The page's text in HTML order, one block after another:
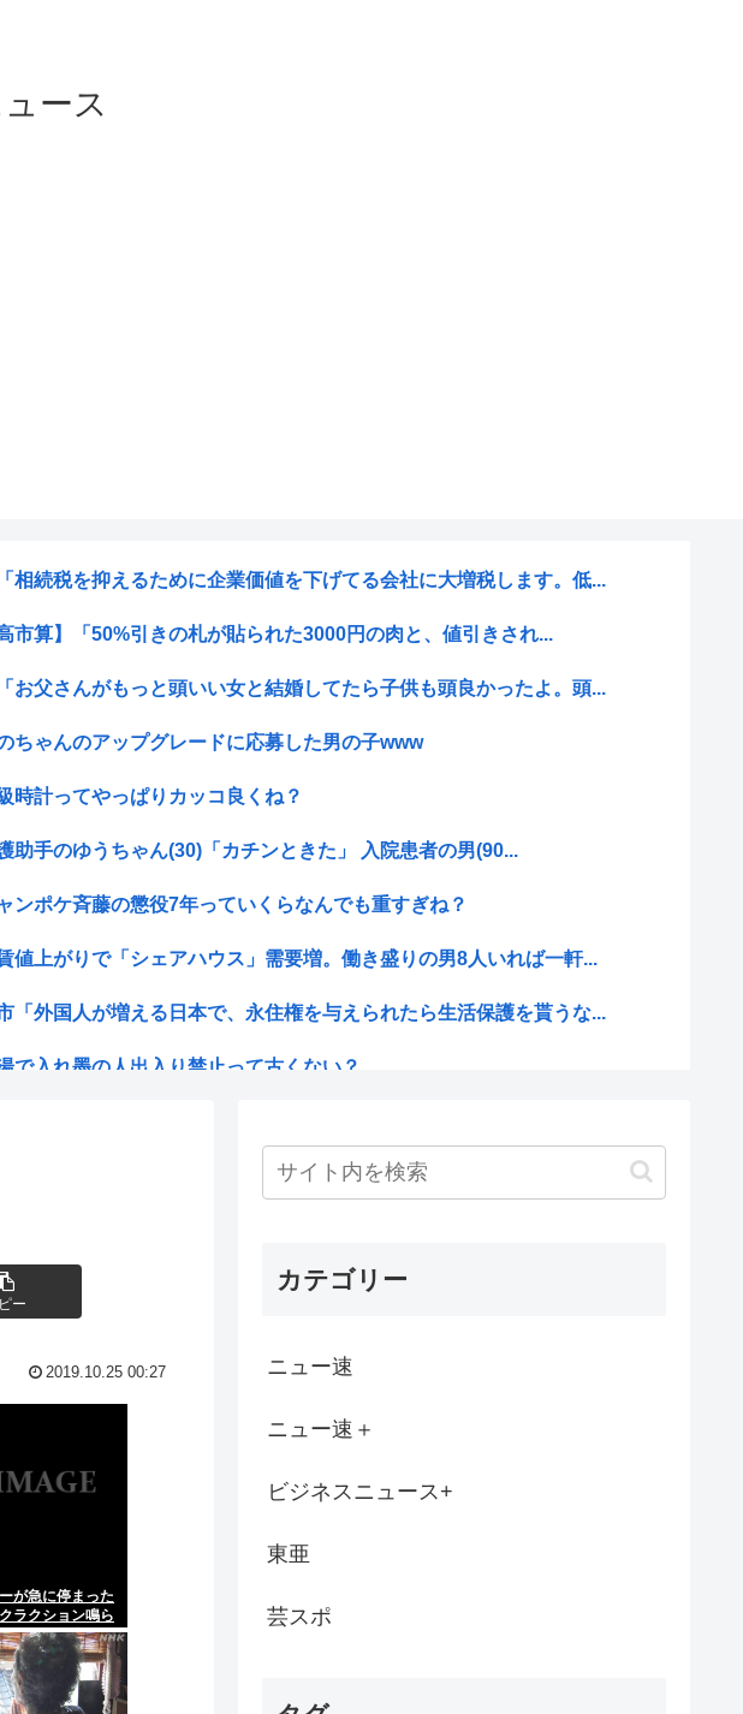
ース
相続税を抑えるために企業価値を下げてる会社に大増税します。低...
高市算】「50%引きの札が貼られた3000円の肉と、値引きされ...
お父さんがもっと頭いい女と結婚してたら子供も頭良かったよ。頭...
ちゃんのアップグレードに応募した男の子www
時計ってやっぱりカッコ良くね？
助手のゆうちゃん(30)「カチンときた」 入院患者の男(90...
ンポケ斉藤の懲役7年っていくらなんでも重すぎね？
値上がりで「シェアハウス」需要増。働き盛りの男8人いれば一軒...
「外国人が増える日本で、永住権を与えられたら生活保護を貰うな...
で入れ墨の人出入り禁止って古くない？
言いましたよね 」高市避難所訪問時、声をかけようとする被災者を...
親(31)、娘(11)をレ●プした男(20)を娘のティクトク垢...
アパートの家賃が10万円以上する時代、年金14万円前後だと賃...
今日も朝から隣家の旦那がオエッ! オエッ! オエッ!… 朝も夜...
高市円安】高市リスク顕在か？協調介入後も円安進む。債券利回りは...
クリプト負けてて草w】「色々勉強した結果、理系以外はエラー品...
所の小学生、けなげ。「思っていることをあまり言えない。お母さ...
ー
2019.10.25 00:27
が急に停まった
ラクション鳴ら
いたい田舎ナン
カテゴリー
ニュー速
ニュー速＋
ビジネスニュース+
東亜
芸スポ